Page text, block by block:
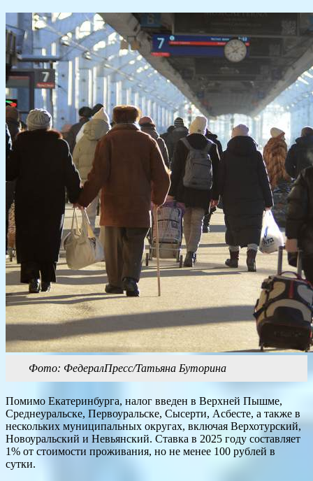
Фото: ФедералПресс/Татьяна Буторина
Помимо Екатеринбурга, налог введен в Верхней Пышме,
Среднеуральске, Первоуральске, Сысерти, Асбесте, а также в
нескольких муниципальных округах, включая Верхотурский,
Новоуральский и Невьянский. Ставка в 2025 году составляет
1% от стоимости проживания, но не менее 100 рублей в
сутки.